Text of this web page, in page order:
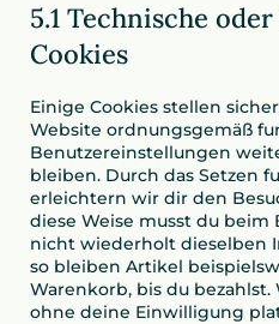
5.1 Technische
Cookies
Einige Cookies stellen
Website ordnungsgemäß
Benutzereinstellungen
bleiben. Durch das Setzen
erleichtern wir dir den
diese Weise musst du beim
nicht wiederholt dieselben
so bleiben Artikel
Warenkorb, bis du
ohne deine Einwilligung